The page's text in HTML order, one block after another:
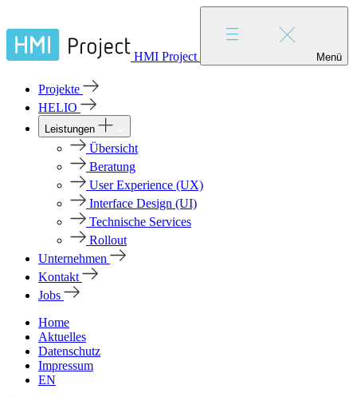
HMI Project Menü
Projekte
HELIO
Leistungen
Übersicht
Beratung
User Experience (UX)
Interface Design (UI)
Technische Services
Rollout
Unternehmen
Kontakt
Jobs
Home
Aktuelles
Datenschutz
Impressum
EN